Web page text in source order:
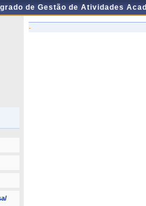
de Gestão de Atividades
-